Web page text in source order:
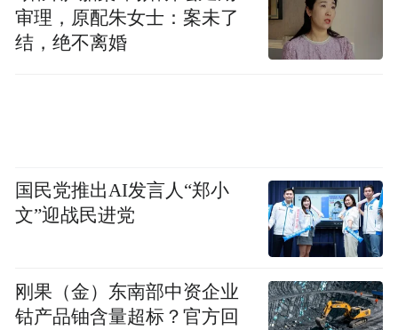
这是6月3日在中国大熊猫保护研究中心卧龙
神树坪基地拍摄的大熊猫“南小月”（左）及
其两只幼崽。新华社记者 段卓力 摄
审理，原配朱女士：案未了
结，绝不离婚
国民党推出AI发言人“郑小
文”迎战民进党
刚果（金）东南部中资企业
钴产品铀含量超标？官方回